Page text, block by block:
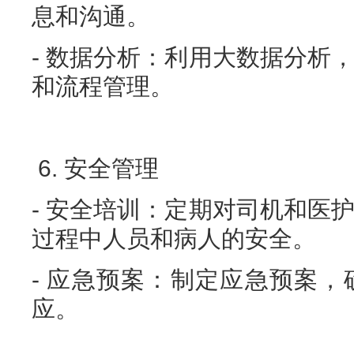
息和沟通。
- 数据分析：利用大数据分析
和流程管理。
6. 安全管理
- 安全培训：定期对司机和医
过程中人员和病人的安全。
- 应急预案：制定应急预案
应。